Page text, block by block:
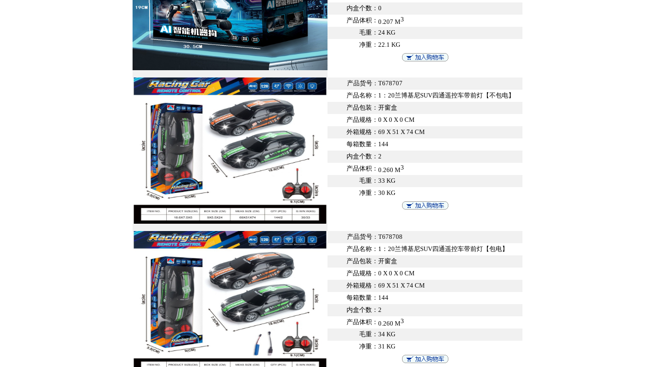
内盒个数： 0
产品体积： 0.207 M3
毛重： 24 KG
净重： 22.1 KG
产品货号 ： T678707
产品名称： 1：20兰博基尼SUV四通遥控车带前灯【不包电】
产品包装： 开窗盒
产品规格： 0 X 0 X 0 CM
外箱规格： 69 X 51 X 74 CM
每箱数量： 144
内盒个数： 2
产品体积： 0.260 M3
毛重： 33 KG
净重： 30 KG
产品货号 ： T678708
产品名称： 1：20兰博基尼SUV四通遥控车带前灯【包电】
产品包装： 开窗盒
产品规格： 0 X 0 X 0 CM
外箱规格： 69 X 51 X 74 CM
每箱数量： 144
内盒个数： 2
产品体积： 0.260 M3
毛重： 34 KG
净重： 31 KG